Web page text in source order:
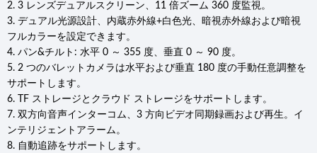
2. 3 レンズデュアルスクリーン、11 倍ズーム 360 度監視。
3. デュアル光源設計、内蔵赤外線+白色光、暗視赤外線および暗視
フルカラーを設定できます。
4. パン&チルト: 水平 0 ～ 355 度、垂直 0 ～ 90 度。
5. 2 つのバレットカメラは水平および垂直 180 度の手動任意調整を
サポートします。
6. TF ストレージとクラウド ストレージをサポートします。
7. 双方向音声インターコム、3 方向ビデオ同期録画および再生。イ
ンテリジェントアラーム。
8. 自動追跡をサポートします。